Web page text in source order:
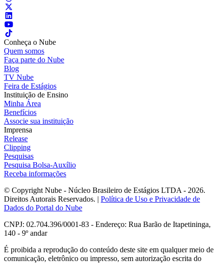
Conheça o Nube
Quem somos
Faça parte do Nube
Blog
TV Nube
Feira de Estágios
Instituição de Ensino
Minha Área
Benefícios
Associe sua instituição
Imprensa
Release
Clipping
Pesquisas
Pesquisa Bolsa-Auxílio
Receba informações
© Copyright Nube - Núcleo Brasileiro de Estágios LTDA - 2026.
Direitos Autorais Reservados. | Política de Uso e Privacidade de
Dados do Portal do Nube
CNPJ: 02.704.396/0001-83 - Endereço: Rua Barão de Itapetininga,
140 - 9º andar
É proibida a reprodução do conteúdo deste site em qualquer meio de
comunicação, eletrônico ou impresso, sem autorização escrita do